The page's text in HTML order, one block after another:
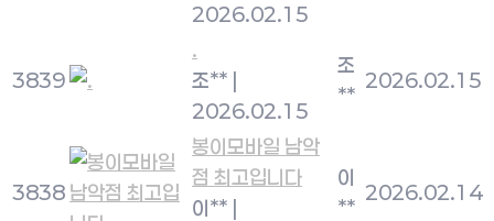
2026.02.15
3839
.
조**
2026.02.15
조
**
2026.02.15
3838
봉이모바일 남악
점 최고입니다
이**
이
**
2026.02.14